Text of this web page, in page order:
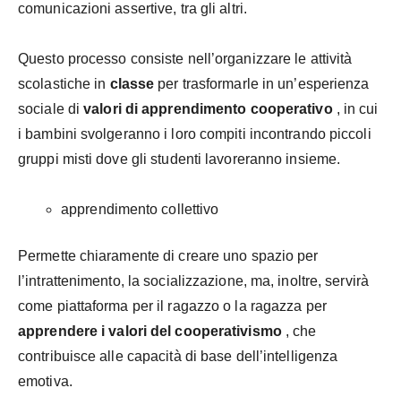
comunicazioni assertive, tra gli altri.
Questo processo consiste nell’organizzare le attività
scolastiche in classe per trasformarle in un’esperienza
sociale divalori di apprendimento cooperativo, in cui
i bambini svolgeranno i loro compiti incontrando piccoli
gruppi misti dove gli studenti lavoreranno insieme.
apprendimento collettivo
Permette chiaramente di creare uno spazio per
l’intrattenimento, la socializzazione, ma, inoltre, servirà
come piattaforma per il ragazzo o la ragazza per
apprendere i valori del cooperativismo, che
contribuisce alle capacità di base dell’intelligenza
emotiva.